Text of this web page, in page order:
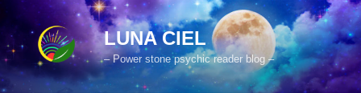
コ
テ
ン
ツ
LUNA CIEL
– Power stone psychic reader blog –